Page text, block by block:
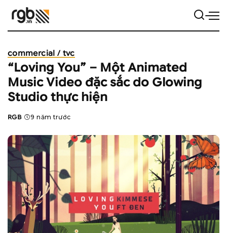
commercial / tvc
“Loving You” – Một Animated
Music Video đặc sắc do Glowing
Studio thực hiện
Posted
RGB 9 năm trước